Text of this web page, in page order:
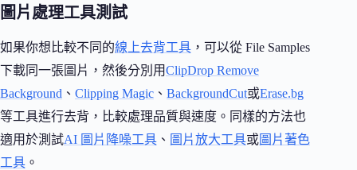
圖片處理工具測試
如果你想比較不同的線上去背工具 ，可以從 File Samples
下載同一張圖片，然後分別用ClipDrop Remove
Background 、 Clipping Magic 、 BackgroundCut或Erase.bg
等工具進行去背，比較處理品質與速度。同樣的方法也
適用於測試AI 圖片降噪工具 、 圖片放大工具或圖片著色
工具 。